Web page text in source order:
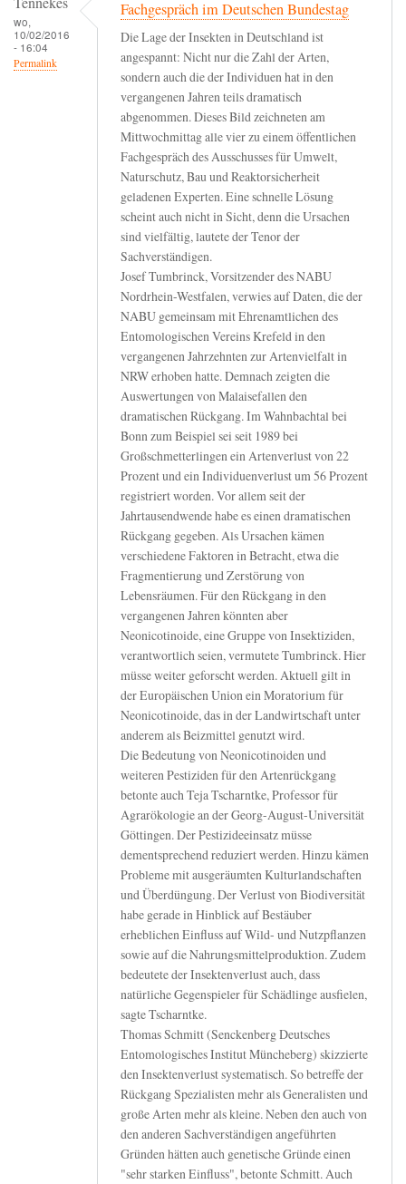
wo,
10/02/2016
- 16:04
Permalink
Fachgespräch im Deutschen Bundestag
Die Lage der Insekten in Deutschland ist
angespannt: Nicht nur die Zahl der Arten,
sondern auch die der Individuen hat in den
vergangenen Jahren teils dramatisch
abgenommen. Dieses Bild zeichneten am
Mittwochmittag alle vier zu einem öffentlichen
Fachgespräch des Ausschusses für Umwelt,
Naturschutz, Bau und Reaktorsicherheit
geladenen Experten. Eine schnelle Lösung
scheint auch nicht in Sicht, denn die Ursachen
sind vielfältig, lautete der Tenor der
Sachverständigen.
Josef Tumbrinck, Vorsitzender des NABU
Nordrhein-Westfalen, verwies auf Daten, die der
NABU gemeinsam mit Ehrenamtlichen des
Entomologischen Vereins Krefeld in den
vergangenen Jahrzehnten zur Artenvielfalt in
NRW erhoben hatte. Demnach zeigten die
Auswertungen von Malaisefallen den
dramatischen Rückgang. Im Wahnbachtal bei
Bonn zum Beispiel sei seit 1989 bei
Großschmetterlingen ein Artenverlust von 22
Prozent und ein Individuenverlust um 56 Prozent
registriert worden. Vor allem seit der
Jahrtausendwende habe es einen dramatischen
Rückgang gegeben. Als Ursachen kämen
verschiedene Faktoren in Betracht, etwa die
Fragmentierung und Zerstörung von
Lebensräumen. Für den Rückgang in den
vergangenen Jahren könnten aber
Neonicotinoide, eine Gruppe von Insektiziden,
verantwortlich seien, vermutete Tumbrinck. Hier
müsse weiter geforscht werden. Aktuell gilt in
der Europäischen Union ein Moratorium für
Neonicotinoide, das in der Landwirtschaft unter
anderem als Beizmittel genutzt wird.
Die Bedeutung von Neonicotinoiden und
weiteren Pestiziden für den Artenrückgang
betonte auch Teja Tscharntke, Professor für
Agrarökologie an der Georg-August-Universität
Göttingen. Der Pestizideeinsatz müsse
dementsprechend reduziert werden. Hinzu kämen
Probleme mit ausgeräumten Kulturlandschaften
und Überdüngung. Der Verlust von Biodiversität
habe gerade in Hinblick auf Bestäuber
erheblichen Einfluss auf Wild- und Nutzpflanzen
sowie auf die Nahrungsmittelproduktion. Zudem
bedeutete der Insektenverlust auch, dass
natürliche Gegenspieler für Schädlinge ausfielen,
sagte Tscharntke.
Thomas Schmitt (Senckenberg Deutsches
Entomologisches Institut Müncheberg) skizzierte
den Insektenverlust systematisch. So betreffe der
Rückgang Spezialisten mehr als Generalisten und
große Arten mehr als kleine. Neben den auch von
den anderen Sachverständigen angeführten
Gründen hätten auch genetische Gründe einen
"sehr starken Einfluss", betonte Schmitt. Auch